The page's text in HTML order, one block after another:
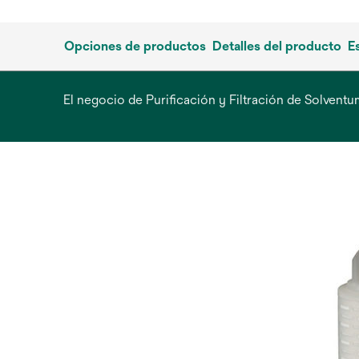
Opciones de productos Detalles del producto
El negocio de Purificación y Filtración de